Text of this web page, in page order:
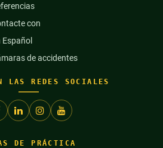
con
Español
de accidentes
LAS REDES SOCIALES
DE PRÁCTICA